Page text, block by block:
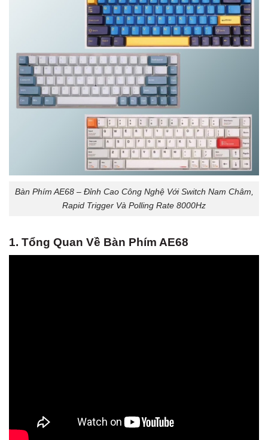
Bàn Phím AE68 – Đỉnh Cao Công Nghệ Với Switch Nam Châm,
Rapid Trigger Và Polling Rate 8000Hz
1. Tổng Quan Về Bàn Phím AE68